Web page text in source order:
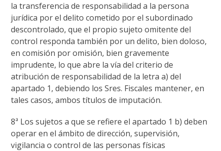
la transferencia de responsabilidad a la persona
jurídica por el delito cometido por el subordinado
descontrolado, que el propio sujeto omitente del
control responda también por un delito, bien doloso,
en comisión por omisión, bien gravemente
imprudente, lo que abre la vía del criterio de
atribución de responsabilidad de la letra a) del
apartado 1, debiendo los Sres. Fiscales mantener, en
tales casos, ambos títulos de imputación.
8ª Los sujetos a que se refiere el apartado 1 b) deben
operar en el ámbito de dirección, supervisión,
vigilancia o control de las personas físicas